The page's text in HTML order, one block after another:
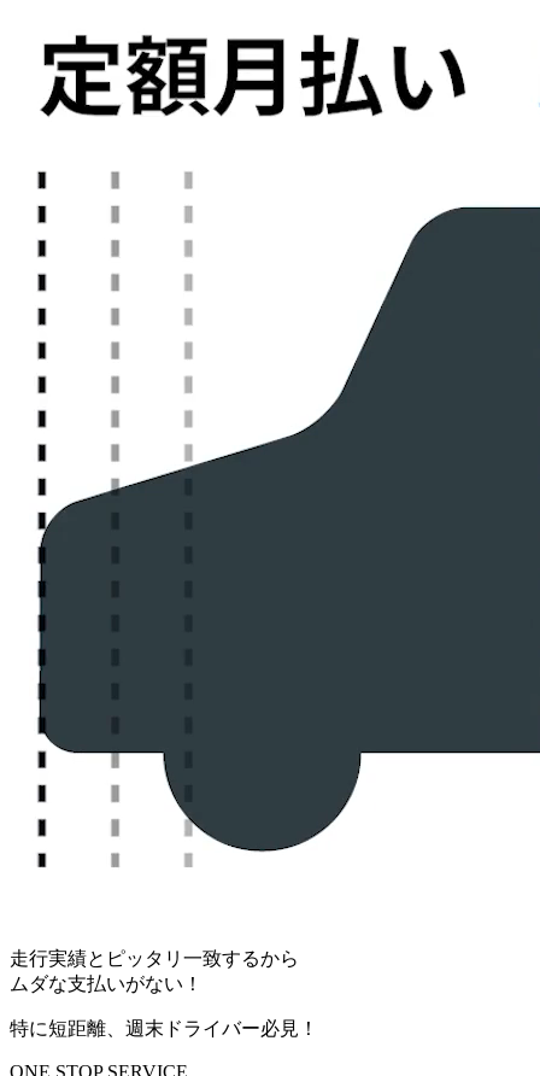
走行実績とピッタリ一致するから
ムダな支払いがない！
特に短距離、週末ドライバー必見！